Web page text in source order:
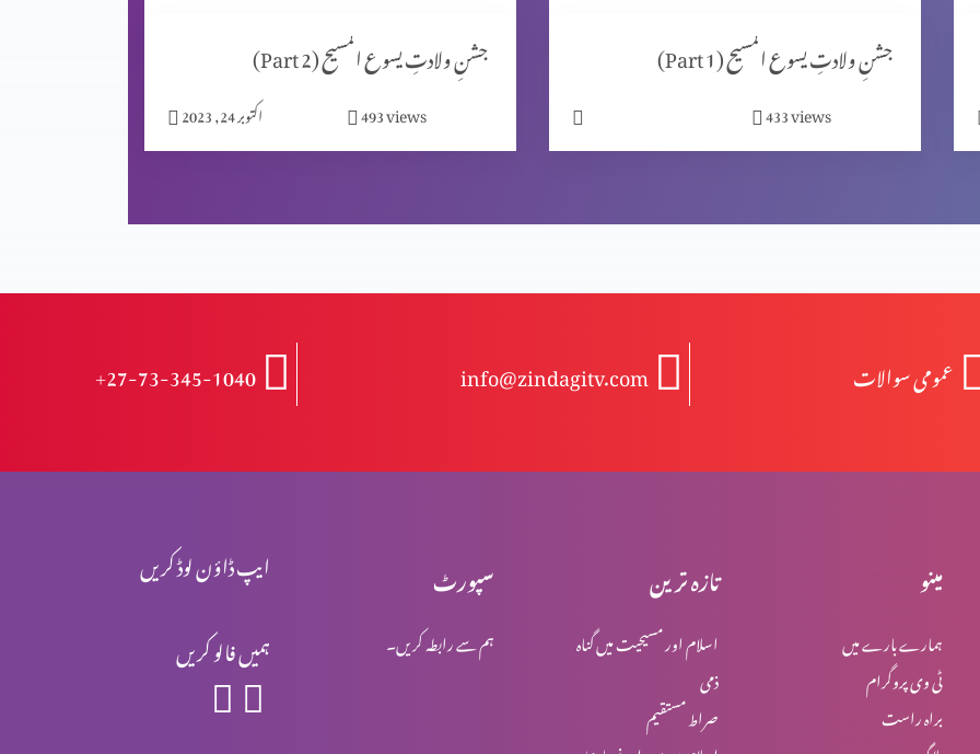
جشنِ ولادتِ یسوع المسیح (Part 2)
اکتوبر 24, 2023 493views
جشنِ ولادتِ یسوع المسیح (Part 1)
433views
+27-73-345-1040 info@zindagitv.com عمومی سوالات
ایپ ڈاؤن لوڈ کریں
ہمیں فالو کریں
سپورٹ
ہم سے رابطہ کریں۔
تازہ ترین
اسلام اور مسیحیت میں گناہ
ذمی
صراط مستقیم
مینو
ہمارے بارے میں
ٹی وی پروگرام
براہ راست